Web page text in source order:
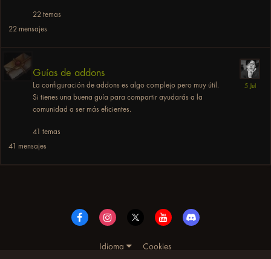
22 temas
22 mensajes
Guías de addons
La configuración de addons es algo complejo pero muy útil.
Si tienes una buena guía para compartir ayudarás a la
comunidad a ser más eficientes.
41 temas
41 mensajes
Idioma
Cookies